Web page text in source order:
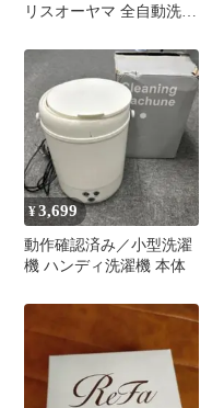
リスオーヤマ 全自動洗濯
¥3,699
動作確認済み／小型洗濯
機 ハンディ洗濯機 本体